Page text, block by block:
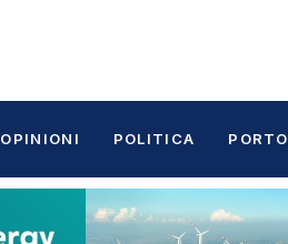
OPINIONI POLITICA PORTO